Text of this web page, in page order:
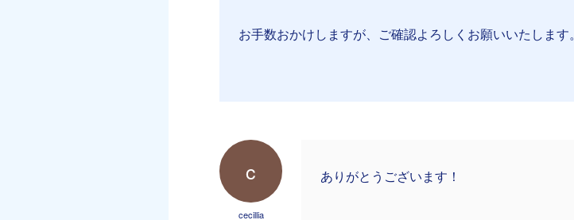
お手数おかけしますが、ご確認よろしくお願いいたします。
c
cecillia
ありがとうございます！